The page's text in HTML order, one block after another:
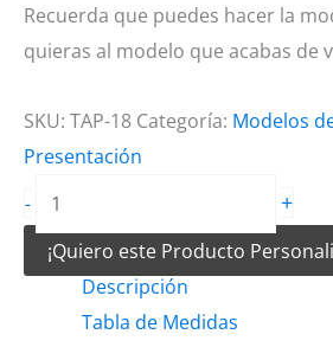
Recuerda que puedes hacer la
quieras al modelo que acabas de
SKU: TAP-18 Categoría: Modelos
Presentación
-
Tarjetas
de
Presentación
Transporte
cantidad
+
¡Quiero este Producto
Descripción
Tabla de Medidas